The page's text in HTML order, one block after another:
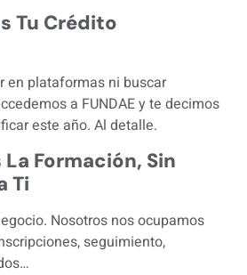
Tu Crédito
en plataformas ni buscar
a FUNDAE y te decimos
este año. Al detalle.
Formación, Sin
Ti
Nosotros nos ocupamos
seguimiento,